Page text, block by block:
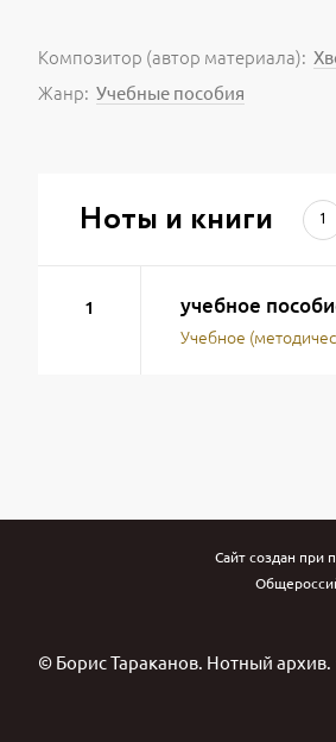
Композитор (автор материала):
Жанр: Учебные пособия
Ноты и книги 1
1 учебное
Учебное
Сайт создан при
© Борис Тараканов. Нотный архив.